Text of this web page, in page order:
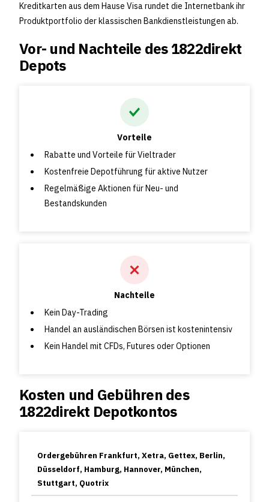
Kreditkarten aus dem Hause Visa rundet die Internetbank ihr
Produktportfolio der klassischen Bankdienstleistungen ab.
Vor- und Nachteile des 1822direkt
Depots
Vorteile
Rabatte und Vorteile für Vieltrader
Kostenfreie Depotführung für aktive Nutzer
Regelmäßige Aktionen für Neu- und
Bestandskunden
Nachteile
Kein Day-Trading
Handel an ausländischen Börsen ist kostenintensiv
Kein Handel mit CFDs, Futures oder Optionen
Kosten und Gebühren des
1822direkt Depotkontos
Ordergebühren Frankfurt, Xetra, Gettex, Berlin,
Düsseldorf, Hamburg, Hannover, München,
Stuttgart, Quotrix